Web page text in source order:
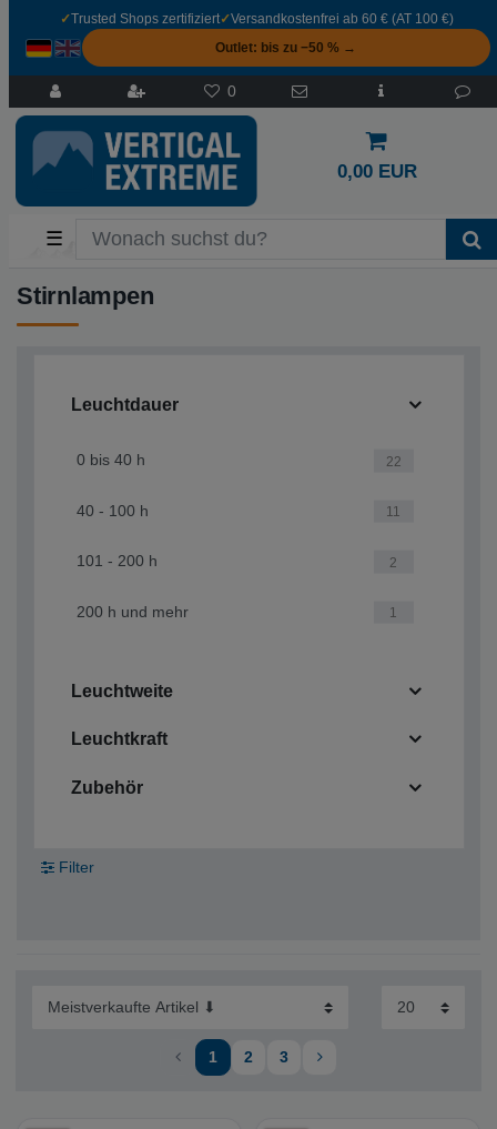
✓Trusted Shops zertifiziert✓Versandkostenfrei ab 60 € (AT 100 €)
Outlet: bis zu −50 % →
0
0,00 EUR
☰
Stirnlampen
Leuchtdauer
0 bis 40 h 22
40 - 100 h 11
101 - 200 h 2
200 h und mehr 1
Leuchtweite
Leuchtkraft
Zubehör
Filter
1 2 3